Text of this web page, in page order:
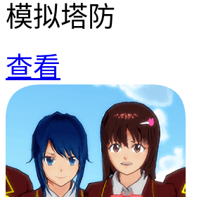
模拟塔防
查看